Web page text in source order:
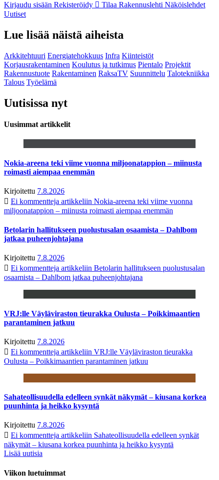
Kirjaudu sisään Rekisteröidy Tilaa Rakennuslehti Näköislehdet
Uutiset
Lue lisää näistä aiheista
Arkkitehtuuri Energiatehokkuus Infra Kiinteistöt
Korjausrakentaminen Koulutus ja tutkimus Pientalo Projektit
Rakennustuote Rakentaminen RaksaTV Suunnittelu Talotekniikka
Talous Työelämä
Uutisissa nyt
Uusimmat artikkelit
Nokia-areena teki viime vuonna miljoonatappion – miinusta
roimasti aiempaa enemmän
Kirjoitettu 7.8.2026
Ei kommentteja artikkeliin Nokia-areena teki viime vuonna
miljoonatappion – miinusta roimasti aiempaa enemmän
Betolarin hallitukseen puolustusalan osaamista – Dahlbom
jatkaa puheenjohtajana
Kirjoitettu 7.8.2026
Ei kommentteja artikkeliin Betolarin hallitukseen puolustusalan
osaamista – Dahlbom jatkaa puheenjohtajana
VRJ:lle Väyläviraston tieurakka Oulusta – Poikkimaantien
parantaminen jatkuu
Kirjoitettu 7.8.2026
Ei kommentteja artikkeliin VRJ:lle Väyläviraston tieurakka
Oulusta – Poikkimaantien parantaminen jatkuu
Sahateollisuudella edelleen synkät näkymät – kiusana korkea
puunhinta ja heikko kysyntä
Kirjoitettu 7.8.2026
Ei kommentteja artikkeliin Sahateollisuudella edelleen synkät
näkymät – kiusana korkea puunhinta ja heikko kysyntä
Lisää uutisia
Viikon luetuimmat